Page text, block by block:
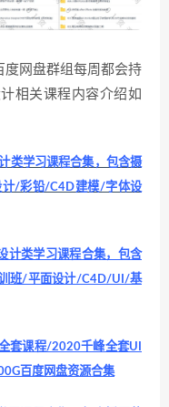
网盘群组每周都会持
相关课程内容介绍如
类学习课程合集，包含摄
/彩铅/C4D建模/字体设
计类学习课程合集，包含
班/平面设计/C4D/UI/基
套课程/2020千峰全套UI
百度网盘资源合集